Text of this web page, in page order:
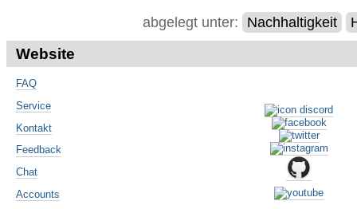
abgelegt unter: Nachhaltigkeit
Website
FAQ
Service
Kontakt
Feedback
Chat
Accounts